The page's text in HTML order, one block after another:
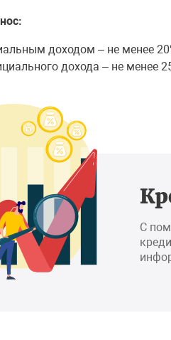
доходом – не менее
дохода – не менее
С